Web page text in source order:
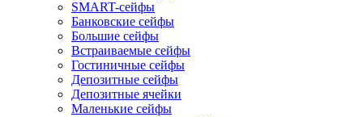
SMART-сейфы
Банковские сейфы
Большие сейфы
Встраиваемые сейфы
Гостиничные сейфы
Депозитные сейфы
Депозитные ячейки
Маленькие сейфы